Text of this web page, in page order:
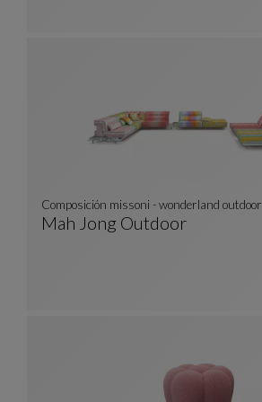
Mah Jong Outdoor
Composición missoni - wonderland outdoor